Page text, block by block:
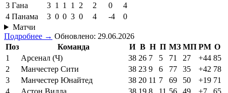
3 Гана 3 1 1 1 2 2 0
4
4 Панама 3 0 0 3 0 4 -4
0
Матчи
Подробнее → Обновлено: 29.06.2026
Поз
Команда И В Н П МЗ МП РМ О
1
Арсенал (Ч) 38 26 7 5 71 27 +44 85
2
Манчестер Сити 38 23 9 6 77 35 +42 78
3
Манчестер Юнайтед 38 20 11 7 69 50 +19 71
4
Астон Вилла 38 19 8 11 56 49 +7 65